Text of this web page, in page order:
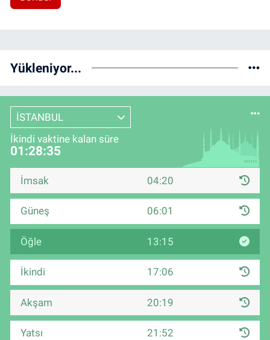
Yükleniyor...
İSTANBUL
İkindi vaktine kalan süre
01:28:34
İmsak 04:20
Güneş 06:01
Öğle 13:15
İkindi 17:06
Akşam 20:19
Yatsı 21:52